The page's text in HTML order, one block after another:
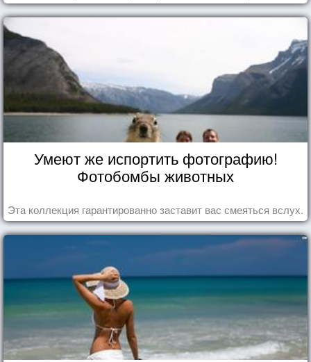
Умеют же испортить фотографию!
Фотобомбы животных
Эта коллекция гарантированно заставит вас смеяться вслух.